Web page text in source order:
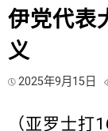
伊党代表
义
2025年9月15日
（亚罗士打